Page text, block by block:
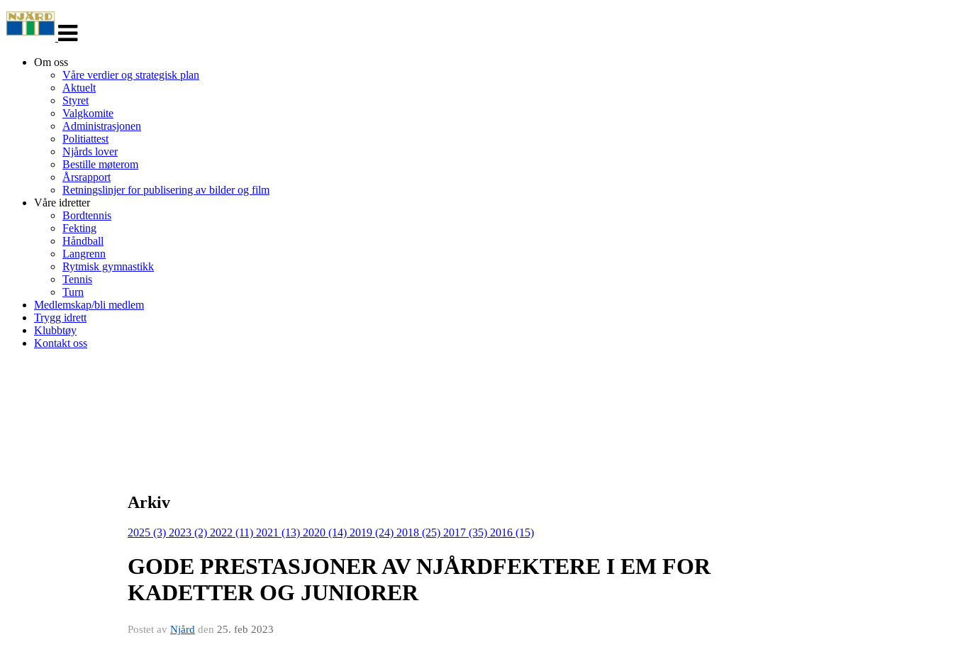
navigasjon
Om oss
Våre verdier og strategisk plan
Aktuelt
Styret
Valgkomite
Administrasjonen
Politiattest
Njårds lover
Bestille møterom
Årsrapport
Retningslinjer for publisering av bilder og film
Våre idretter
Bordtennis
Fekting
Håndball
Langrenn
Rytmisk gymnastikk
Tennis
Turn
Medlemskap/bli medlem
Trygg idrett
Klubbtøy
Kontakt oss
Arkiv
2025 (3) 2023 (2) 2022 (11) 2021 (13) 2020 (14) 2019 (24) 2018 (25) 2017 (35) 2016 (15)
GODE PRESTASJONER AV NJÅRDFEKTERE I EM FOR
KADETTER OG JUNIORER
Postet av Njård den 25. feb 2023